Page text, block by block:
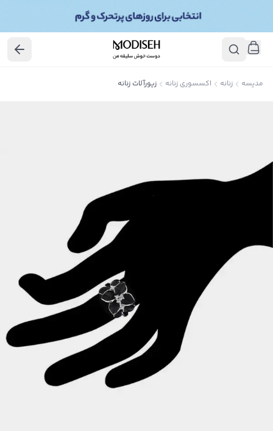
مدیسه زنانه اکسسوری زنانه زیورآلات زنانه